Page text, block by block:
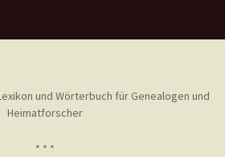
und Wörterbuch für Genealogen und
Heimatforscher
* * *